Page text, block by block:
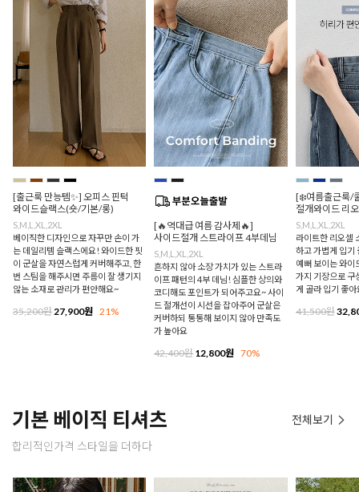
[출근룩 만능템✨] 오피스 핀턱
와이드슬랙스(숏/기본/롱)
S,M,L,XL,2XL
베이직한 디자인으로 자꾸만 손이 가
는 데일리템 슬랙스에요! 와이드한 핏
이 군살을 자연스럽게 커버해주고, 한
번 스팀을 해주시면 주름이 잘 생기지
않는 소재로 관리가 편안해요~
35,200원27,900원 21%
[🔥역대급 여름 감사제🔥]
사이드절개 스트라이프 4부데님
S,M,L,XL,2XL
흔하지 않아 소장 가치가 있는 스트라
이프 패턴의 4부 데님! 심플한 상의와
코디해도 포인트가 되어주고요~ 사이
드 절개선이 시선을 잡아주어 군살은
커버하되 통통해 보이지 않아 만족도
가 높아요
42,400원12,800원 70%
[❄️여름출근룩/
절개와이드 리
S,M,L,XL,2XL
라이트한 리오셀
하고 가볍게 입기
예뻐 보이는 와이
가지 기장으로 구
게 골라 입기 좋아
41,500원
기본 베이직 티셔츠
합리적인가격 스타일을 더하다
전체보기